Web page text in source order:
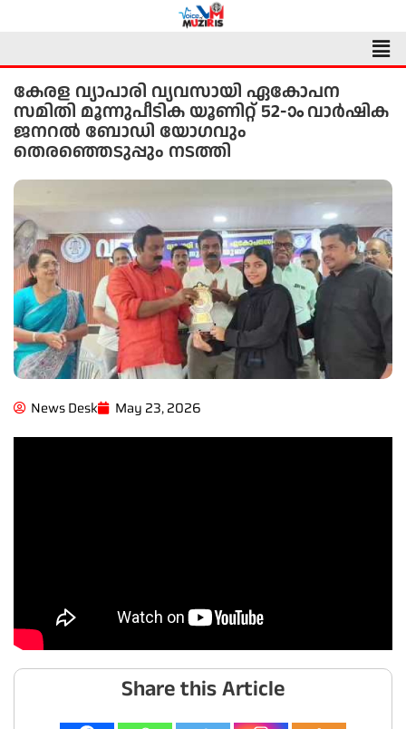
കേരള വ്യാപാരി വ്യവസായി ഏകോപന
സമിതി മൂന്നുപീടിക യൂണിറ്റ് 52-ാം വാർഷിക
ജനറൽ ബോഡി യോഗവും
തെരഞ്ഞെടുപ്പും നടത്തി
News Desk May 23, 2026
Share this Article